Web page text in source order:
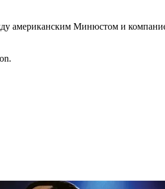
американским Минюстом и